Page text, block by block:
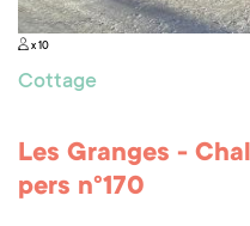
x 10
Cottage
Les Granges -
pers n°170